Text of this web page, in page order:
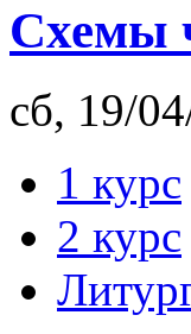
Схемы
сб, 19/
1 курс
2 курс